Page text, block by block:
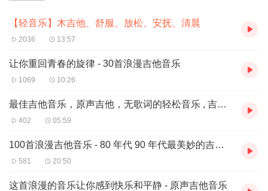
【轻音乐】木吉他、舒服、放松、安抚、清晨
2036 13:57
让你重回青春的旋律 - 30首浪漫吉他音乐
1069 10:26
最佳吉他音乐，原声吉他，无歌词的轻松音乐 , 吉他放松音乐, 原声吉他器乐
402 05:59
100首浪漫吉他音乐 - 80 年代 90 年代最美妙的吉他歌曲
581 20:50
这首浪漫的音乐让你感到快乐和平静 - 原声吉他音乐